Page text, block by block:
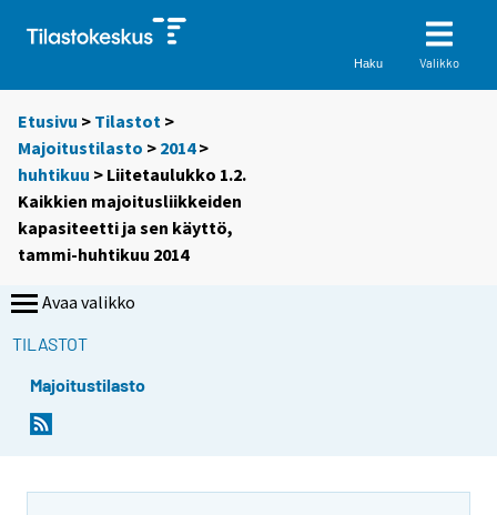
Haku Valikko
Etusivu > Tilastot >
Majoitustilasto > 2014>
huhtikuu > Liitetaulukko 1.2.
Kaikkien majoitusliikkeiden
kapasiteetti ja sen käyttö,
tammi-huhtikuu 2014
Avaa valikko
TILASTOT
Majoitustilasto